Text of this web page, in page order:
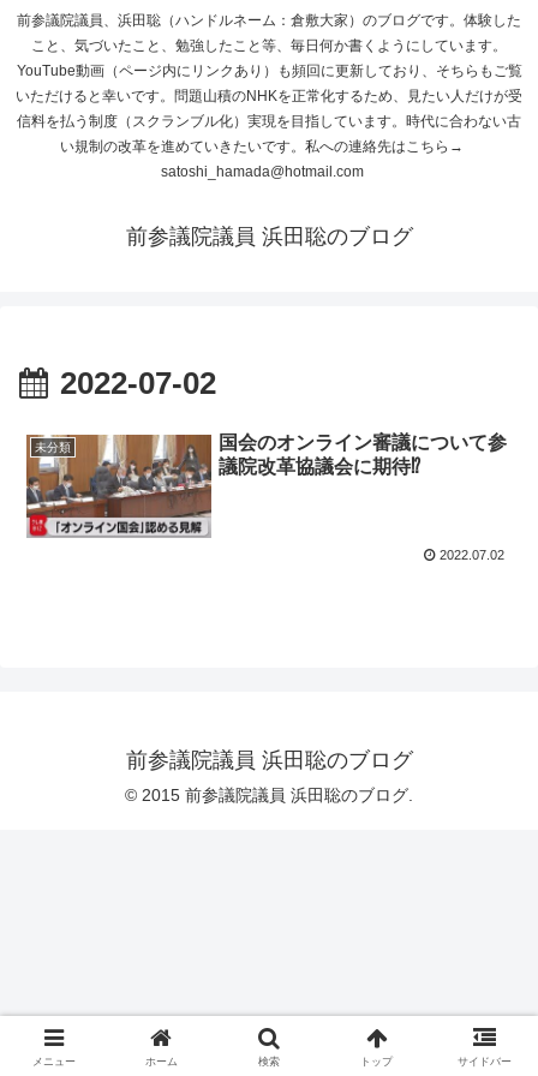
前参議院議員、浜田聡（ハンドルネーム：倉敷大家）のブログです。体験した
こと、気づいたこと、勉強したこと等、毎日何か書くようにしています。
YouTube動画（ページ内にリンクあり）も頻回に更新しており、そちらもご覧
いただけると幸いです。問題山積のNHKを正常化するため、見たい人だけが受
信料を払う制度（スクランブル化）実現を目指しています。時代に合わない古
い規制の改革を進めていきたいです。私への連絡先はこちら→
satoshi_hamada@hotmail.com
前参議院議員 浜田聡のブログ
2022-07-02
未分類
国会のオンライン審議について参
議院改革協議会に期待⁉
2022.07.02
前参議院議員 浜田聡のブログ
© 2015 前参議院議員 浜田聡のブログ.
メニュー ホーム 検索 トップ サイドバー